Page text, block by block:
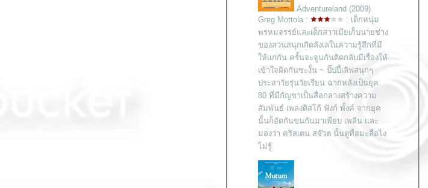
Adventureland (2009)
Greg Mottola :
: เด็กหนุ่ม
พรหมจรรย์และเด็กสาวเมียเก็บนายช่าง
ของสวนสนุกเกิดลังเลในความรู้สึกที่มี
ห้แก่กัน ครั้นจะจูนกันติดกลับมีเรื่องให้
เข้าใจผิดกันซะงั้น ~ ปั๊ปปี้เลิฟสนุกๆ
ประสาวัยรุ่นวัยเรียน ฉากหลังเป็นยุค
80 ที่มีกัญชาเป็นสื่อกลางสร้างความ
สัมพันธ์ เพลงดิสโก้ ฟังก์ พั้งค์ จากยุค
นั้นก็อัดกันขนกันมาเพียบ เพลิน และ
มองว่า คริสเตน สจ๊วต นั้นดูทื่อมะลื่อไง
ไม่รู้